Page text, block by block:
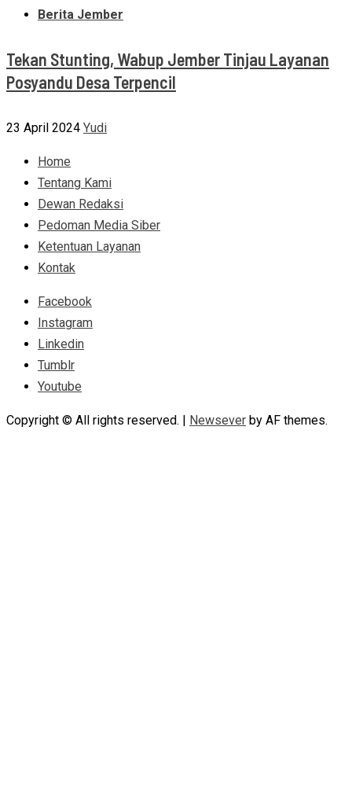
Berita Jember
Tekan Stunting, Wabup Jember Tinjau Layanan
Posyandu Desa Terpencil
23 April 2024 Yudi
Home
Tentang Kami
Dewan Redaksi
Pedoman Media Siber
Ketentuan Layanan
Kontak
Facebook
Instagram
Linkedin
Tumblr
Youtube
Copyright © All rights reserved. | Newsever by AF themes.